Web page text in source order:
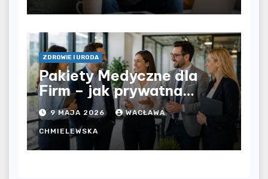
ZDROWIE I URODA
Pakiety Medyczne dla
Firm – jak prywatna
opieka zdrowotna
wpływa na jakość
współpracy w
organizacji?
9 MAJA 2026 WACŁAWA
CHMIELEWSKA